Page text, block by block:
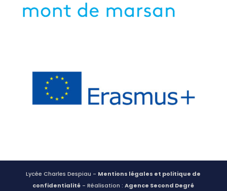
Lycée Charles Despiau - Mentions légales et politique de
confidentialité - Réalisation :Agence Second Degré